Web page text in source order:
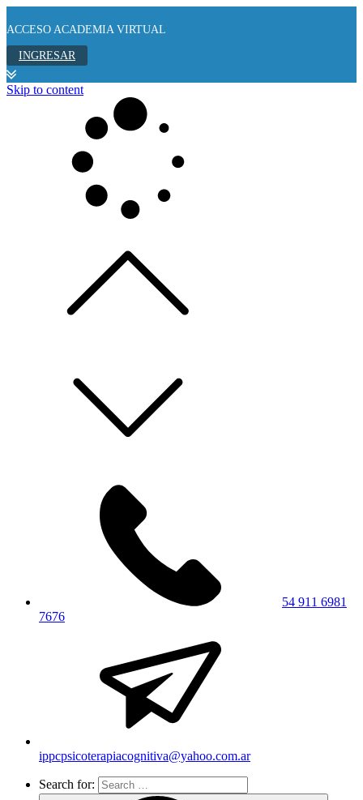
ACCESO ACADEMIA VIRTUAL
INGRESAR
Skip to content
54 911 6981
7676
ippcpsicoterapiacognitiva@yahoo.com.ar
Search for: